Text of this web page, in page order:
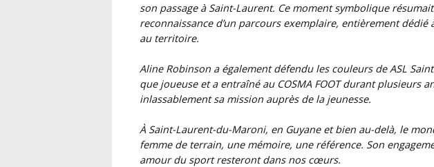
son passage à Saint-Laurent. Ce moment symbolique
reconnaissance d’un parcours exemplaire, entièrement dédié
au territoire.
Aline Robinson a également défendu les couleurs deASL
que joueuse et a entraîné au COSMA FOOT durant plusieurs
inlassablement sa mission auprès de la jeunesse.
À Saint-Laurent-du-Maroni, en Guyane et bien au-delà, le
femme de terrain, une mémoire, une référence. Son
amour du sport resteront dans nos cœurs.